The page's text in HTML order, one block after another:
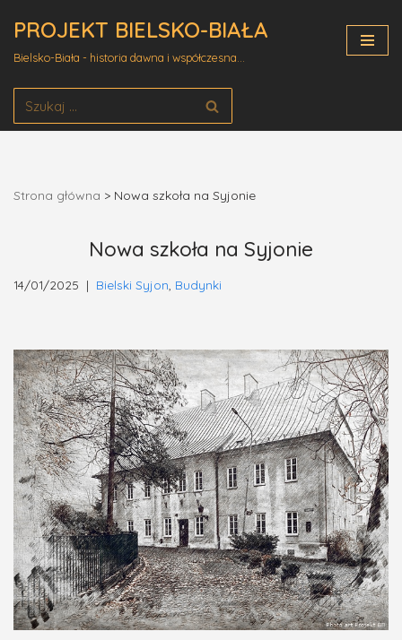
treści
PROJEKT BIELSKO-BIAŁA
Bielsko-Biała - historia dawna i współczesna...
Strona główna > Nowa szkoła na Syjonie
Nowa szkoła na Syjonie
14/01/2025 Bielski Syjon Budynki